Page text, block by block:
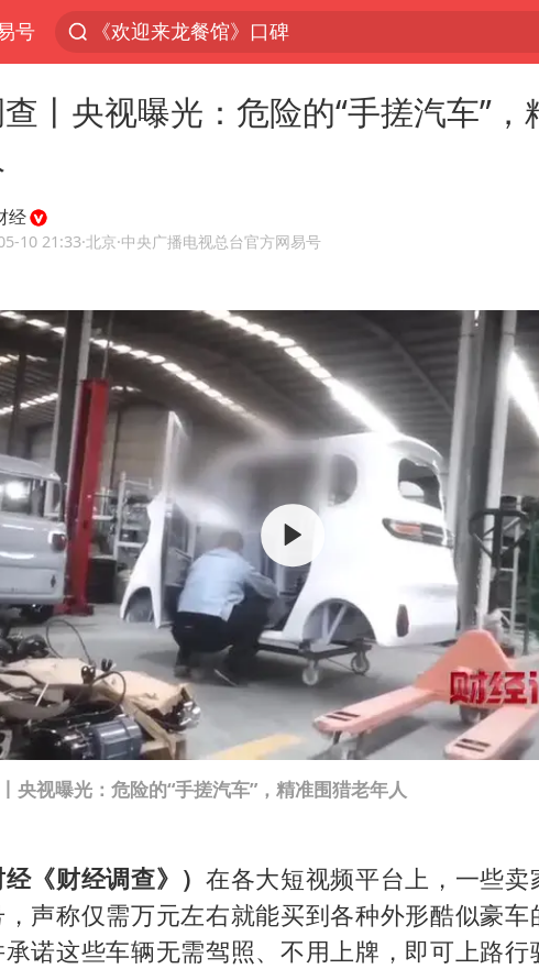
号
《欢迎来龙餐馆》口碑
西湖突现狂风暴雨 游客瞬间被浇透
杭州全市有序停课
香港宏福苑火灾或由烟头引起
白海豚将正面袭击贯穿浙江
36岁男演员成景区NPC后人气爆棚
郑丽文：台湾从来没有“独立”过
几元成本的AI广告导致千万市值蒸发
浙江台州《告全体市民书》
酒店回应车内过夜被收150元
上半年国内手机销量TOP30出炉
梁家辉百花奖演讲落泪
人民的健康、体质、幸福一脉相承
丨央视曝光：危险的“手搓汽车”，
经
10 21:33·北京·中央广播电视总台官方网易号
央视曝光：危险的“手搓汽车”，精准围猎老年人
经《财经调查》） 在各大短视频平台上，一些卖
声称仅需万元左右就能买到各种外形酷似豪车
诺这些车辆无需驾照、不用上牌，即可上路行